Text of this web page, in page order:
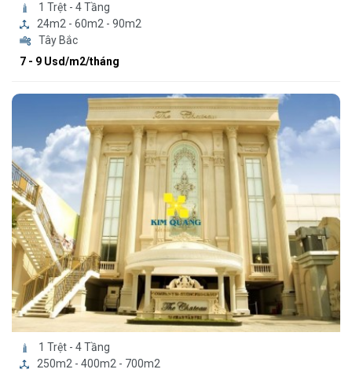
1 Trệt - 4 Tầng
24m2 - 60m2 - 90m2
Tây Bắc
7 - 9 Usd/m2/tháng
1 Trệt - 4 Tầng
250m2 - 400m2 - 700m2